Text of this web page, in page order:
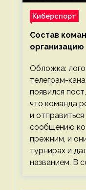
Киберспорт
Состав
организацию
Обложка:
телеграм-
появился
что команда
и
сообщению
прежним, и
турнирах и
названием. В